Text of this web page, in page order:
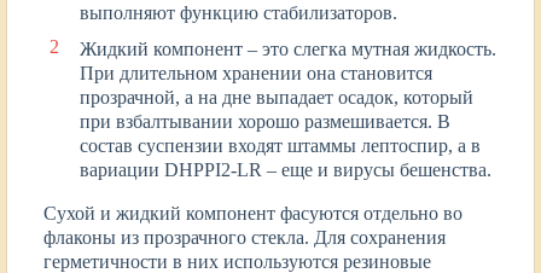
выполняют функцию стабилизаторов.
Жидкий компонент – это слегка мутная жидкость.
При длительном хранении она становится
прозрачной, а на дне выпадает осадок, который
при взбалтывании хорошо размешивается. В
состав суспензии входят штаммы лептоспир, а в
вариации DHPPI2-LR – еще и вирусы бешенства.
Сухой и жидкий компонент фасуются отдельно во
флаконы из прозрачного стекла. Для сохранения
герметичности в них используются резиновые